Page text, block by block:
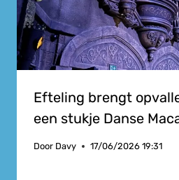
Efteling brengt
een stukje Danse
Door Davy 17/06/2026 19:31